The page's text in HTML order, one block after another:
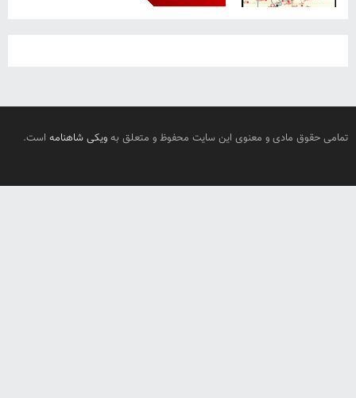
تمامی حقوق مادی و معنوی این سایت محفوظ و متعلق به ویکی شاهنامه است.